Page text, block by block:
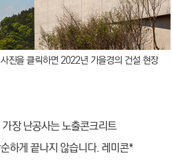
진을 클릭하면 2022년 가을경의 건설 현장
장 난공사는 노출콘크리트
하게 끝나지 않습니다. 레미콘*